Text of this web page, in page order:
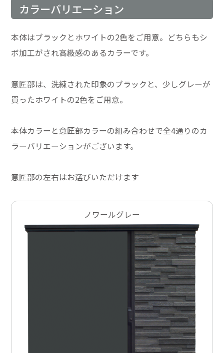
カラーバリエーション
本体はブラックとホワイトの2色をご用意。どちらもシ
ボ加工がされ高級感のあるカラーです。
意匠部は、洗練された印象のブラックと、少しグレーが
買ったホワイトの2色をご用意。
本体カラーと意匠部カラーの組み合わせで全4通りのカ
ラーバリエーションがございます。
意匠部の左右はお選びいただけます
ノワールグレー